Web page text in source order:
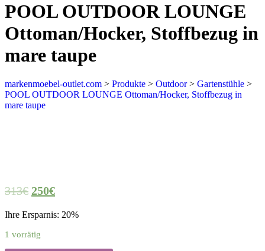
POOL OUTDOOR LOUNGE
Ottoman/Hocker, Stoffbezug in
mare taupe
markenmoebel-outlet.com > Produkte > Outdoor> Gartenstühle >
POOL OUTDOOR LOUNGE Ottoman/Hocker, Stoffbezug in
mare taupe
313€ 250€
Ihre Ersparnis: 20%
1 vorrätig